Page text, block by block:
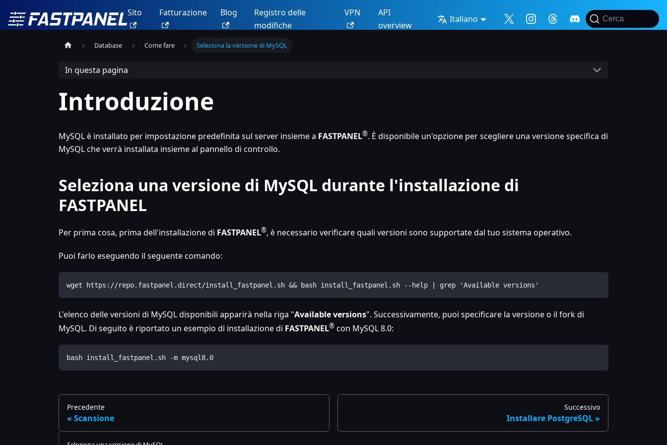
Sito Fatturazione Blog
Registro delle
modifiche
VPN
API
overview
Italiano Cerca
Database Come fare Seleziona la versione di MySQL
In questa pagina
Introduzione
MySQL è installato per impostazione predefinita sul server insieme a FASTPANEL®. È disponibile un'opzione per scegliere una versione specifica di
MySQL che verrà installata insieme al pannello di controllo.
Seleziona una versione di MySQL durante l'installazione di
FASTPANEL
Per prima cosa, prima dell'installazione di FASTPANEL®, è necessario verificare quali versioni sono supportate dal tuo sistema operativo.
Puoi farlo eseguendo il seguente comando:
wget https://repo.fastpanel.direct/install_fastpanel.sh && bash install_fastpanel.sh --help | grep 'Available versions'
L'elenco delle versioni di MySQL disponibili apparirà nella riga "Available versions". Successivamente, puoi specificare la versione o il fork di
MySQL. Di seguito è riportato un esempio di installazione di FASTPANEL® con MySQL 8.0:
bash install_fastpanel.sh -m mysql8.0
Precedente
Scansione
Successivo
Installare PostgreSQL